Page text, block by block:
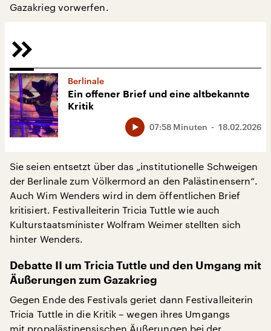
Gazakrieg vorwerfen.
Berlinale
Ein offener Brief und eine altbekannte
Kritik
18.02.2026
07:58 Minuten
Sie seien entsetzt über das „institutionelle Schweigen
der Berlinale zum Völkermord an den Palästinensern“.
Auch Wim Wenders wird in dem öffentlichen Brief
kritisiert. Festivalleiterin Tricia Tuttle wie auch
Kulturstaatsminister Wolfram Weimer stellten sich
hinter Wenders.
Debatte II um Tricia Tuttle und den Umgang mit
Äußerungen zum Gazakrieg
Gegen Ende des Festivals geriet dann Festivalleiterin
Tricia Tuttle in die Kritik – wegen ihres Umgangs
mit propalästinensischen Äußerungen bei der